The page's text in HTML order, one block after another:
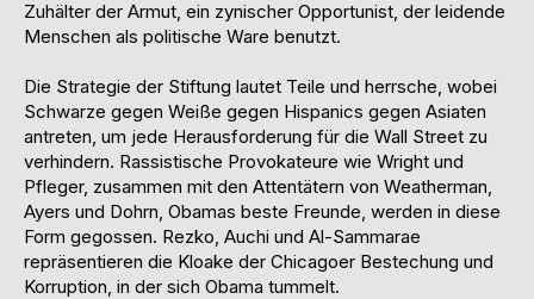
Zuhälter der Armut, ein zynischer Opportunist, der leidende
Menschen als politische Ware benutzt.
Die Strategie der Stiftung lautet Teile und herrsche, wobei
Schwarze gegen Weiße gegen Hispanics gegen Asiaten
antreten, um jede Herausforderung für die Wall Street zu
verhindern. Rassistische Provokateure wie Wright und
Pfleger, zusammen mit den Attentätern von Weatherman,
Ayers und Dohrn, Obamas beste Freunde, werden in diese
Form gegossen. Rezko, Auchi und Al-Sammarae
repräsentieren die Kloake der Chicagoer Bestechung und
Korruption, in der sich Obama tummelt.